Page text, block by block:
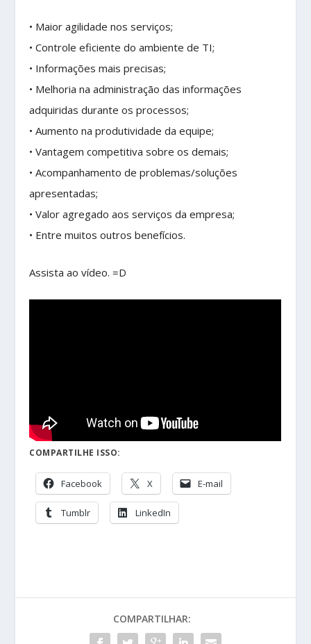
• Maior agilidade nos serviços;
• Controle eficiente do ambiente de TI;
• Informações mais precisas;
• Melhoria na administração das informações
adquiridas durante os processos;
• Aumento na produtividade da equipe;
• Vantagem competitiva sobre os demais;
• Acompanhamento de problemas/soluções
apresentadas;
• Valor agregado aos serviços da empresa;
• Entre muitos outros benefícios.
Assista ao vídeo. =D
COMPARTILHE ISSO:
Facebook X E-mail
Tumblr LinkedIn
COMPARTILHAR: